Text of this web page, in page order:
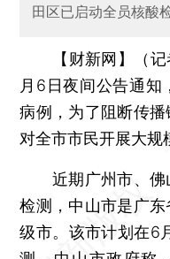
田区已启动全员核酸
【财新网】（
月6日夜间公告通知
病例，为了阻断传
对全市市民开展大规
近期广州市、佛
检测，中山市是广
级市。该市计划在6